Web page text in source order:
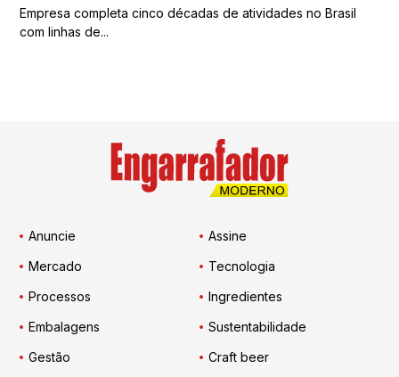
Empresa completa cinco décadas de atividades no Brasil
com linhas de...
Anuncie
Assine
Mercado
Tecnologia
Processos
Ingredientes
Embalagens
Sustentabilidade
Gestão
Craft beer